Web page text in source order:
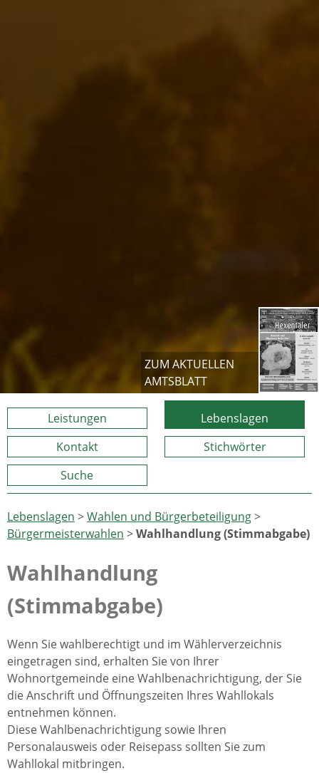
ZUM AKTUELLEN
AMTSBLATT
Leistungen
Lebenslagen
Kontakt
Stichwörter
Suche
Lebenslagen >Wahlen und Bürgerbeteiligung>
Bürgermeisterwahlen >Wahlhandlung (Stimmabgabe)
Wahlhandlung
(Stimmabgabe)
Wenn Sie wahlberechtigt und im Wählerverzeichnis
eingetragen sind, erhalten Sie von Ihrer
Wohnortgemeinde eine Wahlbenachrichtigung, der Sie
die Anschrift und Öffnungszeiten Ihres Wahllokals
entnehmen können.
Diese Wahlbenachrichtigung sowie Ihren
Personalausweis oder Reisepass sollten Sie zum
Wahllokal mitbringen.